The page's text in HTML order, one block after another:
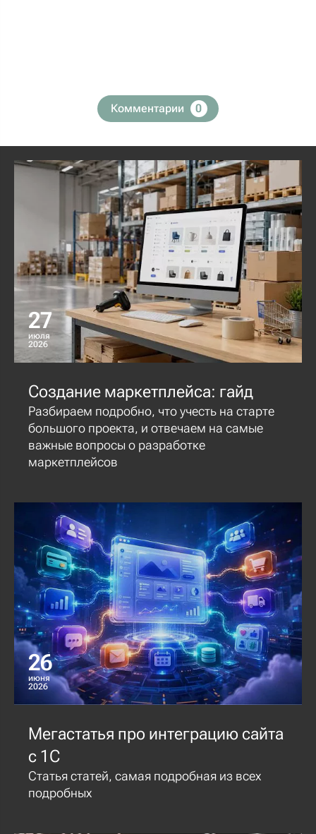
Комментарии 0
27
июля
2026
Создание маркетплейса: гайд
Разбираем подробно, что учесть на старте
большого проекта, и отвечаем на самые
важные вопросы о разработке
маркетплейсов
26
июня
2026
Мегастатья про интеграцию сайта
с 1С
Статья статей, самая подробная из всех
подробных